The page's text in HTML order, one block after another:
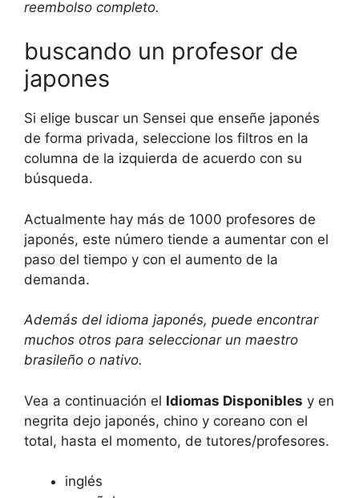
reembolso completo.
buscando un profesor de
japones
Si elige buscar un Sensei que enseñe japonés
de forma privada, seleccione los filtros en la
columna de la izquierda de acuerdo con su
búsqueda.
Actualmente hay más de 1000 profesores de
japonés, este número tiende a aumentar con el
paso del tiempo y con el aumento de la
demanda.
Además del idioma japonés, puede encontrar
muchos otros para seleccionar un maestro
brasileño o nativo.
Vea a continuación el Idiomas Disponibles y en
negrita dejo japonés, chino y coreano con el
total, hasta el momento, de tutores/profesores.
inglés